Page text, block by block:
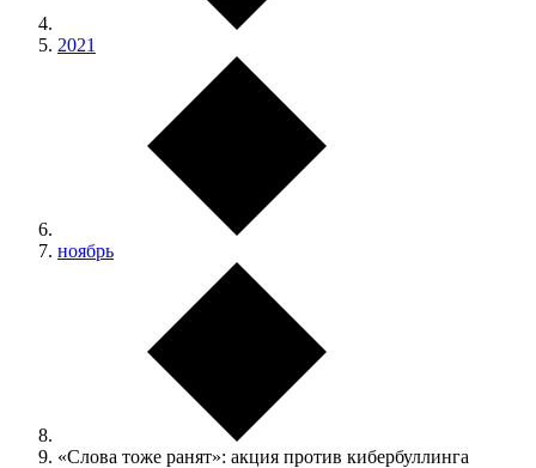
2021
ноябрь
«Слова тоже ранят»: акция против кибербуллинга